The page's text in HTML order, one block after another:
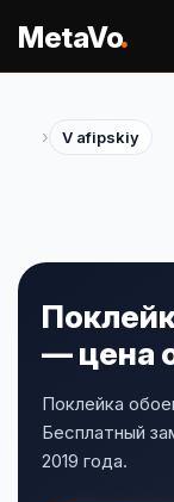
MetaVo.
› V afipskiy
— цена
Поклейка
Бесплатный
2019 года.